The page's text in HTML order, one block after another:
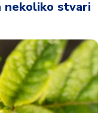
nekoliko stvari